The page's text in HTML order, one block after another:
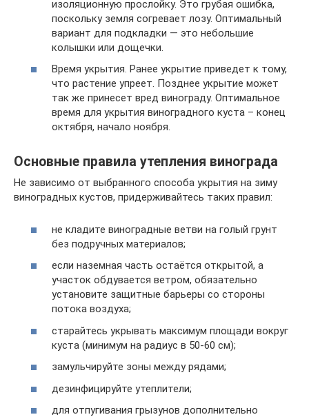
изоляционную прослойку. Это грубая ошибка,
поскольку земля согревает лозу. Оптимальный
вариант для подкладки — это небольшие
колышки или дощечки.
Время укрытия. Ранее укрытие приведет к тому,
что растение упреет. Позднее укрытие может
так же принесет вред винограду. Оптимальное
время для укрытия виноградного куста – конец
октября, начало ноября.
Основные правила утепления винограда
Не зависимо от выбранного способа укрытия на зиму
виноградных кустов, придерживайтесь таких правил:
не кладите виноградные ветви на голый грунт
без подручных материалов;
если наземная часть остаётся открытой, а
участок обдувается ветром, обязательно
установите защитные барьеры со стороны
потока воздуха;
старайтесь укрывать максимум площади вокруг
куста (минимум на радиус в 50-60 см);
замульчируйте зоны между рядами;
дезинфицируйте утеплители;
для отпугивания грызунов дополнительно